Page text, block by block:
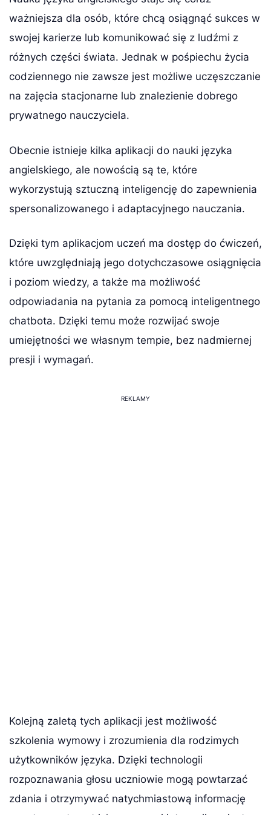
ważniejsza dla osób, które chcą osiągnąć sukces w
swojej karierze lub komunikować się z ludźmi z
różnych części świata. Jednak w pośpiechu życia
codziennego nie zawsze jest możliwe uczęszczanie
na zajęcia stacjonarne lub znalezienie dobrego
prywatnego nauczyciela.
Obecnie istnieje kilka aplikacji do nauki języka
angielskiego, ale nowością są te, które
wykorzystują sztuczną inteligencję do zapewnienia
spersonalizowanego i adaptacyjnego nauczania.
Dzięki tym aplikacjom uczeń ma dostęp do ćwiczeń,
które uwzględniają jego dotychczasowe osiągnięcia
i poziom wiedzy, a także ma możliwość
odpowiadania na pytania za pomocą inteligentnego
chatbota. Dzięki temu może rozwijać swoje
umiejętności we własnym tempie, bez nadmiernej
presji i wymagań.
REKLAMY
Kolejną zaletą tych aplikacji jest możliwość
szkolenia wymowy i zrozumienia dla rodzimych
użytkowników języka. Dzięki technologii
rozpoznawania głosu uczniowie mogą powtarzać
zdania i otrzymywać natychmiastową informację